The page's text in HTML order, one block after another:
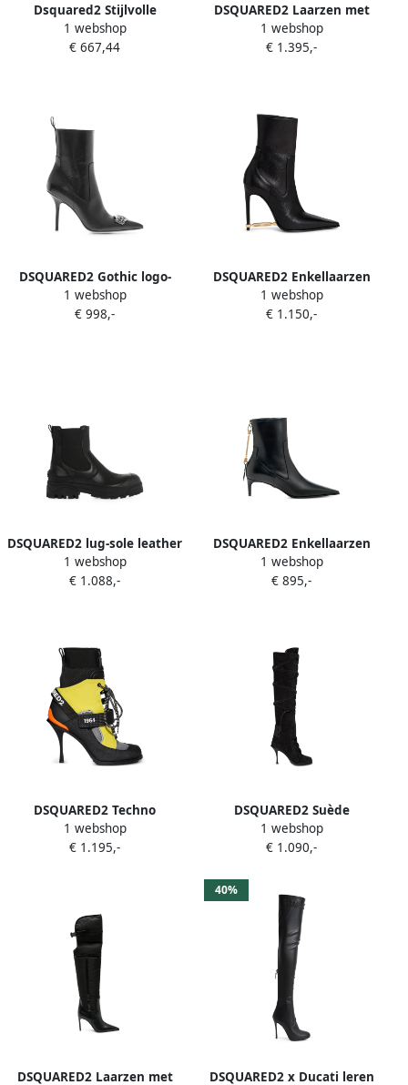
Dsquared2 Stijlvolle
Krokodil Patroon Hoge
Laarzen Zwart Dames
1 webshop
€ 667,44
DSQUARED2 Laarzen met
metalen detail Zwart
1 webshop
€ 1.395,-
DSQUARED2 Gothic logo-
plaque ankle boots Zwart
1 webshop
€ 998,-
DSQUARED2 Enkellaarzen
met metalen detail Zwart
1 webshop
€ 1.150,-
DSQUARED2 lug-sole leather
ankle boots Zwart
1 webshop
€ 1.088,-
DSQUARED2 Enkellaarzen
met metalen staafje Zwart
1 webshop
€ 895,-
DSQUARED2 Techno
enkellaarzen met
klittenband en veters Zwart
1 webshop
€ 1.195,-
DSQUARED2 Suède
veterlaarzen Zwart
1 webshop
€ 1.090,-
DSQUARED2 Laarzen met
40%
DSQUARED2 x Ducati leren